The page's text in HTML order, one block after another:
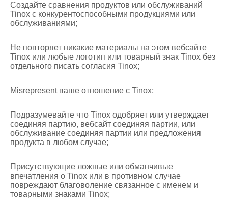
Создайте сравнения продуктов или обслуживаний
Tinox с конкурентоспособными продукциями или
обслуживаниями;
Не повторяет никакие материалы на этом вебсайте
Tinox или любые логотип или товарный знак Tinox без
отдельного писать согласия Tinox;
Misrepresent ваше отношение с Tinox;
Подразумевайте что Tinox одобряет или утверждает
соединяя партию, вебсайт соединяя партии, или
обслуживание соединяя партии или предложения
продукта в любом случае;
Присутствующие ложные или обманчивые
впечатления о Tinox или в противном случае
повреждают благоволение связанное с именем и
товарными знаками Tinox;